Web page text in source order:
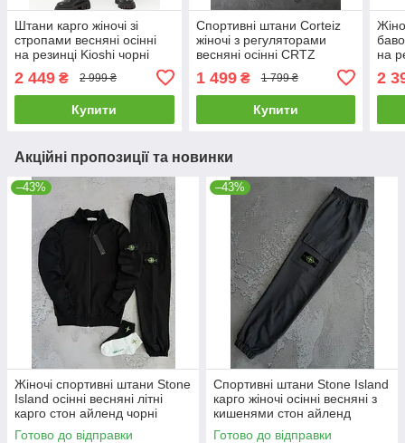
Штани карго жіночі зі
стропами весняні осінні
на резинці Kioshi чорні
2 449 ₴ 2 999 ₴
Купити
Спортивні штани Corteiz
жіночі з регуляторами
весняні осінні CRTZ
1 499₴ 1 799 ₴
Купити
на
2
Акційні пропозиції та новинки
–43%
Жіночі спортивні штани Stone
Island осінні весняні літні
карго стон айленд чорні
Готово до відправки
–43%
Спортивні штани Stone Island
карго жіночі осінні весняні з
кишенями стон айленд
графіт
Готово до відправки